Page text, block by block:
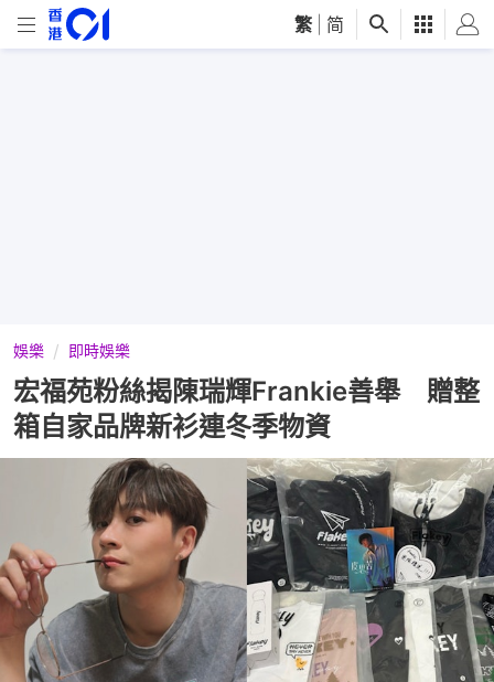
繁 简
娛樂 即時娛樂
宏福苑粉絲揭陳瑞輝Frankie善舉 贈整
箱自家品牌新衫連冬季物資